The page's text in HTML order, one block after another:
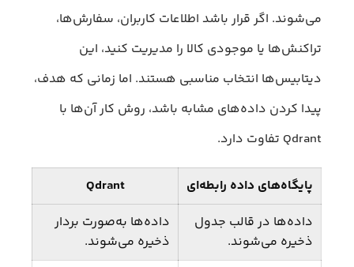
می‌شوند. اگر قرار باشد اطلاعات کاربران، سفارش‌ها،
تراکنش‌ها یا موجودی کالا را مدیریت کنید، این
دیتابیس‌ها انتخاب مناسبی هستند. اما زمانی که هدف،
پیدا کردن داده‌های مشابه باشد، روش کار آن‌ها با
Qdrant تفاوت دارد.
پایگاه‌های داده رابطه‌ای
Qdrant
داده‌ها در قالب جدول
ذخیره می‌شوند.
داده‌ها به‌صورت بردار
ذخیره می‌شوند.